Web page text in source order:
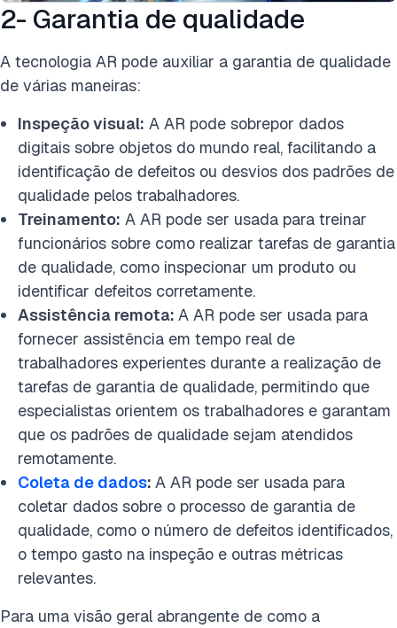
2- Garantia de qualidade
A tecnologia AR pode auxiliar a garantia de qualidade
de várias maneiras:
Inspeção visual: A AR pode sobrepor dados
digitais sobre objetos do mundo real, facilitando a
identificação de defeitos ou desvios dos padrões de
qualidade pelos trabalhadores.
Treinamento: A AR pode ser usada para treinar
funcionários sobre como realizar tarefas de garantia
de qualidade, como inspecionar um produto ou
identificar defeitos corretamente.
Assistência remota: A AR pode ser usada para
fornecer assistência em tempo real de
trabalhadores experientes durante a realização de
tarefas de garantia de qualidade, permitindo que
especialistas orientem os trabalhadores e garantam
que os padrões de qualidade sejam atendidos
remotamente.
Coleta de dados: A AR pode ser usada para
coletar dados sobre o processo de garantia de
qualidade, como o número de defeitos identificados,
o tempo gasto na inspeção e outras métricas
relevantes.
Para uma visão geral abrangente de como a